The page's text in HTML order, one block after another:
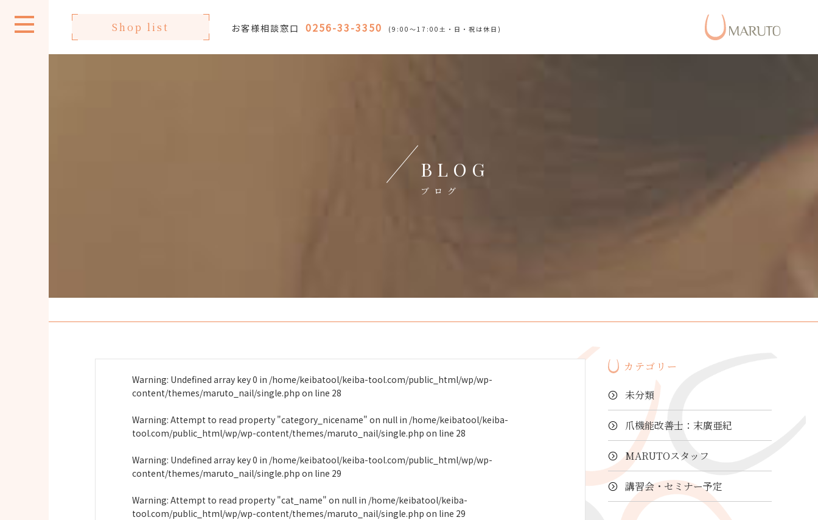
Shop list お客様相談窓口 0256-33-3350 (9:00～17:00土・日・祝は休日)
BLOG
ブログ
Warning: Undefined array key 0 in /home/keibatool/keiba-tool.com/public_html/wp/wp-
content/themes/maruto_nail/single.php on line 28
Warning: Attempt to read property "category_nicename" on null in /home/keibatool/keiba-
tool.com/public_html/wp/wp-content/themes/maruto_nail/single.php on line 28
Warning: Undefined array key 0 in /home/keibatool/keiba-tool.com/public_html/wp/wp-
content/themes/maruto_nail/single.php on line 29
Warning: Attempt to read property "cat_name" on null in /home/keibatool/keiba-
tool.com/public_html/wp/wp-content/themes/maruto_nail/single.php on line 29
カテゴリー
未分類
爪機能改善士：末廣亜紀
MARUTOスタッフ
講習会・セミナー予定